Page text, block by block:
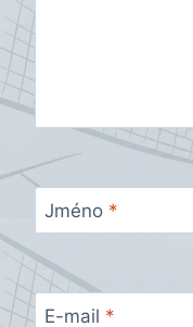
Jméno *
E-mail *